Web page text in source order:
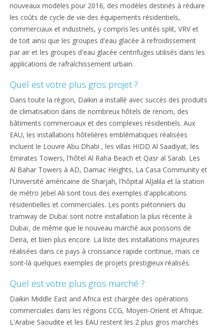
nouveaux modèles pour 2016, des modèles destinés à réduire
les coûts de cycle de vie des équipements résidentiels,
commerciaux et industriels, y compris les unités split, VRV et
de toit ainsi que les groupes d'eau glacée à refroidissement
par air et les groupes d'eau glacée centrifuges utilisés dans les
applications de rafraîchissement urbain.
Quel est votre plus gros projet ?
Dans toute la région, Daikin a installé avec succès des produits
de climatisation dans de nombreux hôtels de renom, des
bâtiments commerciaux et des complexes résidentiels. Aux
EAU, les installations hôtelières emblématiques réalisées
incluent le Louvre Abu Dhabi , les villas HIDD Al Saadiyat, les
Emirates Towers, l'hôtel Al Raha Beach et Qasr al Sarab. Les
Al Bahar Towers à AD, Damac Heights, La Casa Community et
l'Université américaine de Sharjah, l'hôpital AlJalila et la station
de métro Jebel Ali sont tous des exemples d'applications
résidentielles et commerciales. Les ponts piétonniers du
tramway de Dubaï sont notre installation la plus récente à
Dubaï, de même que le nouveau marché aux poissons de
Deira, et bien plus encore. La liste des installations majeures
réalisées dans ce pays à croissance rapide continue, mais ce
sont-là quelques exemples de projets prestigieux réalisés.
Quel est votre plus gros marché ?
Daikin Middle East and Africa est chargée des opérations
commerciales dans les régions CCG, Moyen-Orient et Afrique.
L'Arabie Saoudite et les EAU restent les 2 plus gros marchés